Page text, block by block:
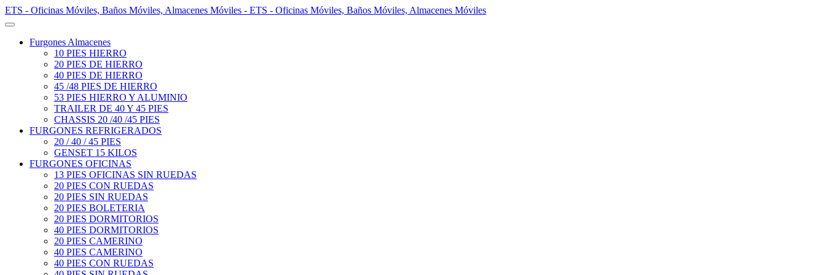
ETS - Oficinas Móviles, Baños Móviles, Almacenes Móviles - ETS - Oficinas Móviles, Baños Móviles, Almacenes Móviles
Furgones Almacenes
10 PIES HIERRO
20 PIES DE HIERRO
40 PIES DE HIERRO
45 /48 PIES DE HIERRO
53 PIES HIERRO Y ALUMINIO
TRAILER DE 40 Y 45 PIES
CHASSIS 20 /40 /45 PIES
FURGONES REFRIGERADOS
20 / 40 / 45 PIES
GENSET 15 KILOS
FURGONES OFICINAS
13 PIES OFICINAS SIN RUEDAS
20 PIES CON RUEDAS
20 PIES SIN RUEDAS
20 PIES BOLETERIA
20 PIES DORMITORIOS
40 PIES DORMITORIOS
20 PIES CAMERINO
40 PIES CAMERINO
40 PIES CON RUEDAS